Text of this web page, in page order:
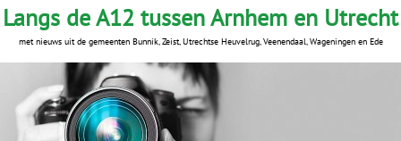
Langs de A12 tussen Arnhem en Utrecht
met nieuws uit de gemeenten Bunnik, Zeist, Utrechtse Heuvelrug, Veenendaal, Wageningen en Ede